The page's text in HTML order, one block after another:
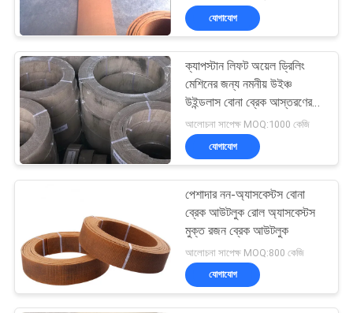
শিল্প ব্রেক আস্তরণ
সীল রিং গ্যাসকেট
যোগাযোগ
ক্যাপস্টান লিফট অয়েল ড্রিলিং
মেশিনের জন্য নমনীয় উইঞ্চ
উইন্ডলাস বোনা ব্রেক আস্তরণের
রোল
আলোচনা সাপেক্ষ MOQ:1000 কেজি
যোগাযোগ
পেশাদার নন-অ্যাসবেস্টস বোনা
ব্রেক আউটলুক রোল অ্যাসবেস্টস
মুক্ত রজন ব্রেক আউটলুক
আলোচনা সাপেক্ষ MOQ:800 কেজি
যোগাযোগ